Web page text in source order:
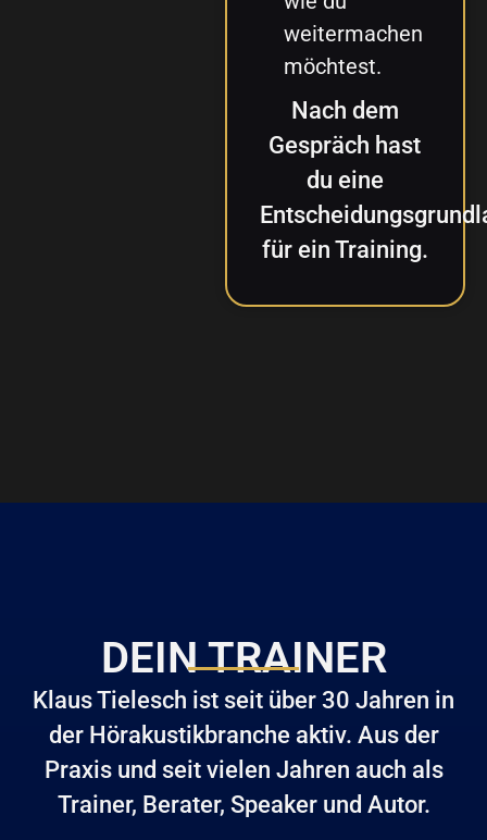
weitermachen
möchtest.
Nach dem
Gespräch hast
du eine
für ein Training.
DEIN TRAINER
Klaus Tielesch ist seit über 30 Jahren in
der Hörakustikbranche aktiv. Aus der
Praxis und seit vielen Jahren auch als
Trainer, Berater, Speaker und Autor.